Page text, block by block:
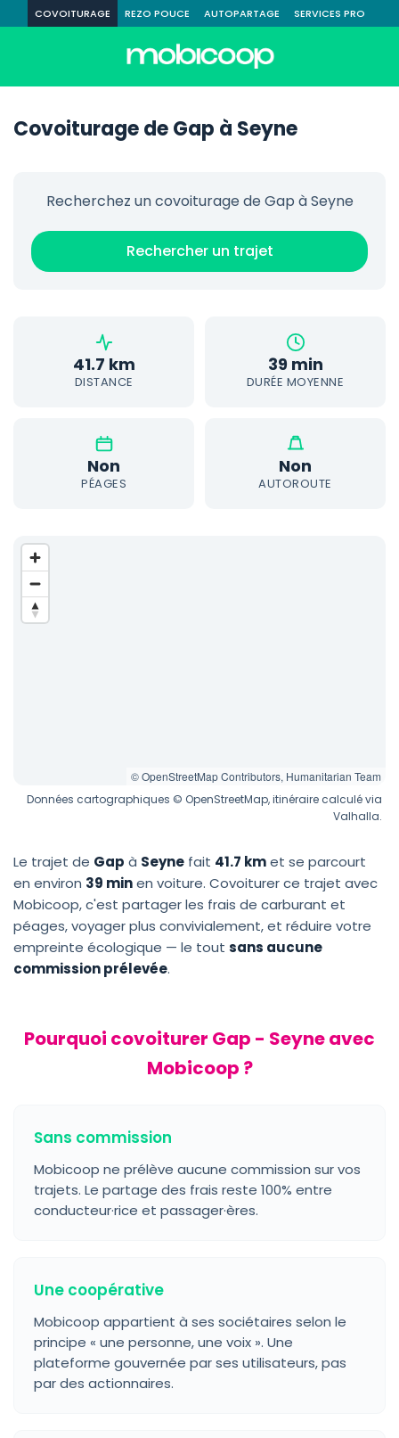
COVOITURAGE REZO POUCE AUTOPARTAGE SERVICES PRO
Covoiturage de Gap à Seyne
Recherchez un covoiturage de Gap à Seyne
Rechercher un trajet
41.7 km
DISTANCE
39 min
DURÉE MOYENNE
Non
PÉAGES
Non
AUTOROUTE
© OpenStreetMap Contributors, Humanitarian Team
Données cartographiques © OpenStreetMap, itinéraire calculé via
Valhalla.
Le trajet de Gap à Seyne fait 41.7 kmet se parcourt
en environ 39 minen voiture. Covoiturer ce trajet avec
Mobicoop, c'est partager les frais de carburant et
péages, voyager plus convivialement, et réduire votre
empreinte écologique — le tout sans aucune
commission prélevée.
Pourquoi covoiturer Gap - Seyne avec
Mobicoop ?
Sans commission
Mobicoop ne prélève aucune commission sur vos
trajets. Le partage des frais reste 100% entre
conducteur·rice et passager·ères.
Une coopérative
Mobicoop appartient à ses sociétaires selon le
principe « une personne, une voix ». Une
plateforme gouvernée par ses utilisateurs, pas
par des actionnaires.